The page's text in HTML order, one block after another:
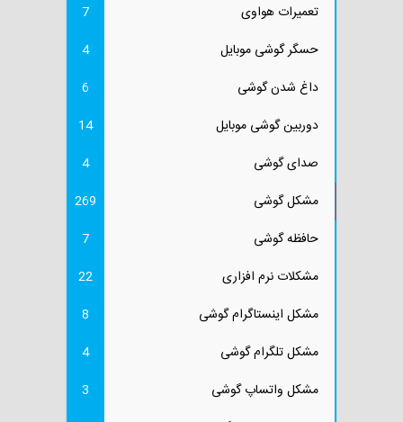
تعمیرات هواوی
7
حسگر گوشی موبایل
4
داغ شدن گوشی
6
دوربین گوشی موبایل
14
صدای گوشی
4
مشکل گوشی
269
حافظه گوشی
7
مشکلات نرم افزاری
22
مشکل اینستاگرام گوشی
8
مشکل تلگرام گوشی
4
مشکل واتساپ گوشی
3